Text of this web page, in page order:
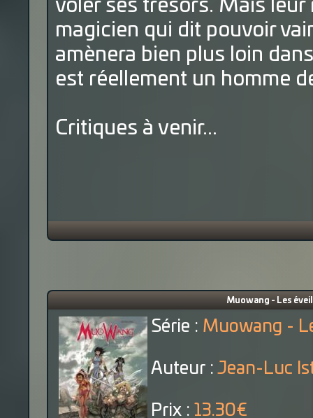
voler ses trésors. Mais
magicien qui dit pouvoir
amènera bien plus loin
est réellement un homme
Critiques à venir...
Muowang - Les
Série : Muowang -
Auteur : Jean-Luc
Prix : 13.30€